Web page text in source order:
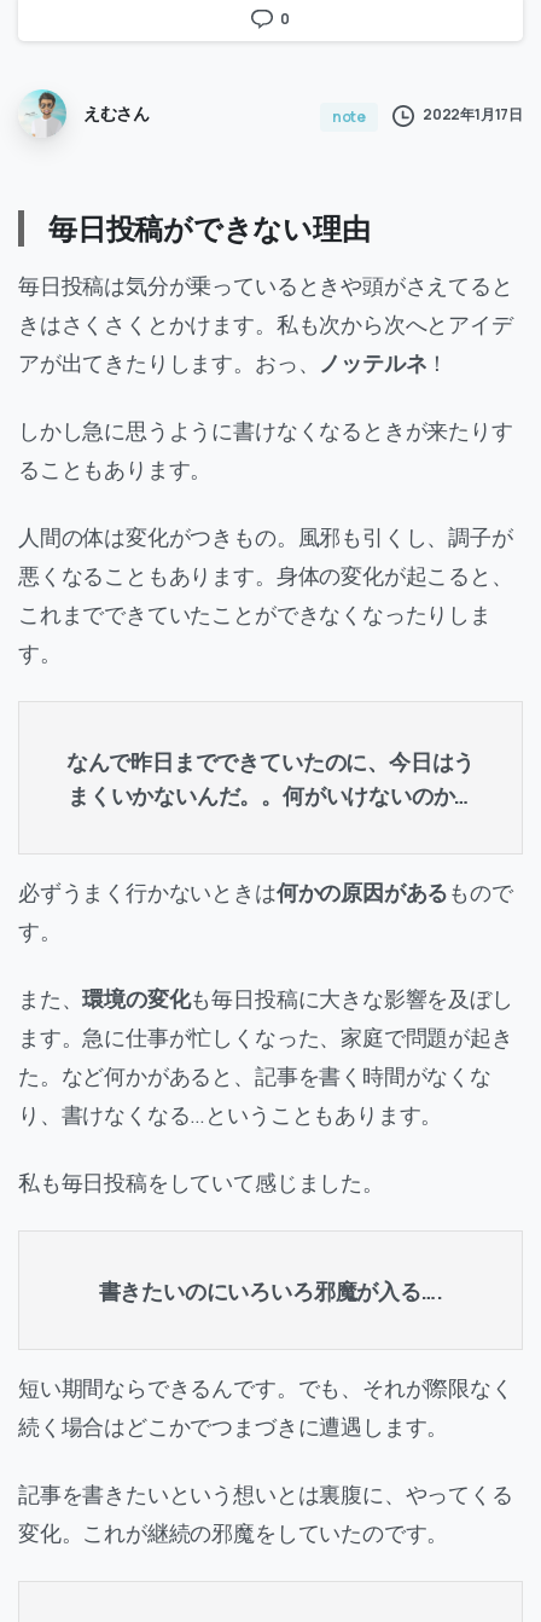
0
えむさん note 2022年1月17日
毎日投稿ができない理由
毎日投稿は気分が乗っているときや頭がさえてると
きはさくさくとかけます。私も次から次へとアイデ
アが出てきたりします。おっ、 ノッテルネ ！
しかし急に思うように書けなくなるときが来たりす
ることもあります。
人間の体は変化がつきもの。風邪も引くし、調子が
悪くなることもあります。身体の変化が起こると、
これまでできていたことができなくなったりしま
す。
なんで昨日までできていたのに、今日はう
まくいかないんだ。。何がいけないのか…
必ずうまく行かないときは何かの原因があるもので
す。
また、環境の変化も毎日投稿に大きな影響を及ぼし
ます。急に仕事が忙しくなった、家庭で問題が起き
た。など何かがあると、記事を書く時間がなくな
り、書けなくなる…ということもあります。
私も毎日投稿をしていて感じました。
書きたいのにいろいろ邪魔が入る….
短い期間ならできるんです。でも、それが際限なく
続く場合はどこかでつまづきに遭遇します。
記事を書きたいという想いとは裏腹に、やってくる
変化。これが継続の邪魔をしていたのです。